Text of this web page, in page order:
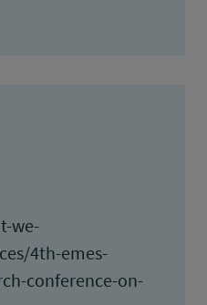
we-
4th-emes-
conference-on-